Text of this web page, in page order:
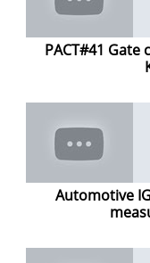
PACT#41
Automotive